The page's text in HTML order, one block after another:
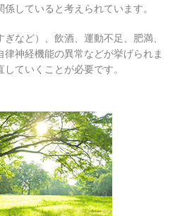
していると考えられています。
など）、飲酒、運動不足、肥満、
神経機能の異常などが挙げられま
ていくことが必要です。